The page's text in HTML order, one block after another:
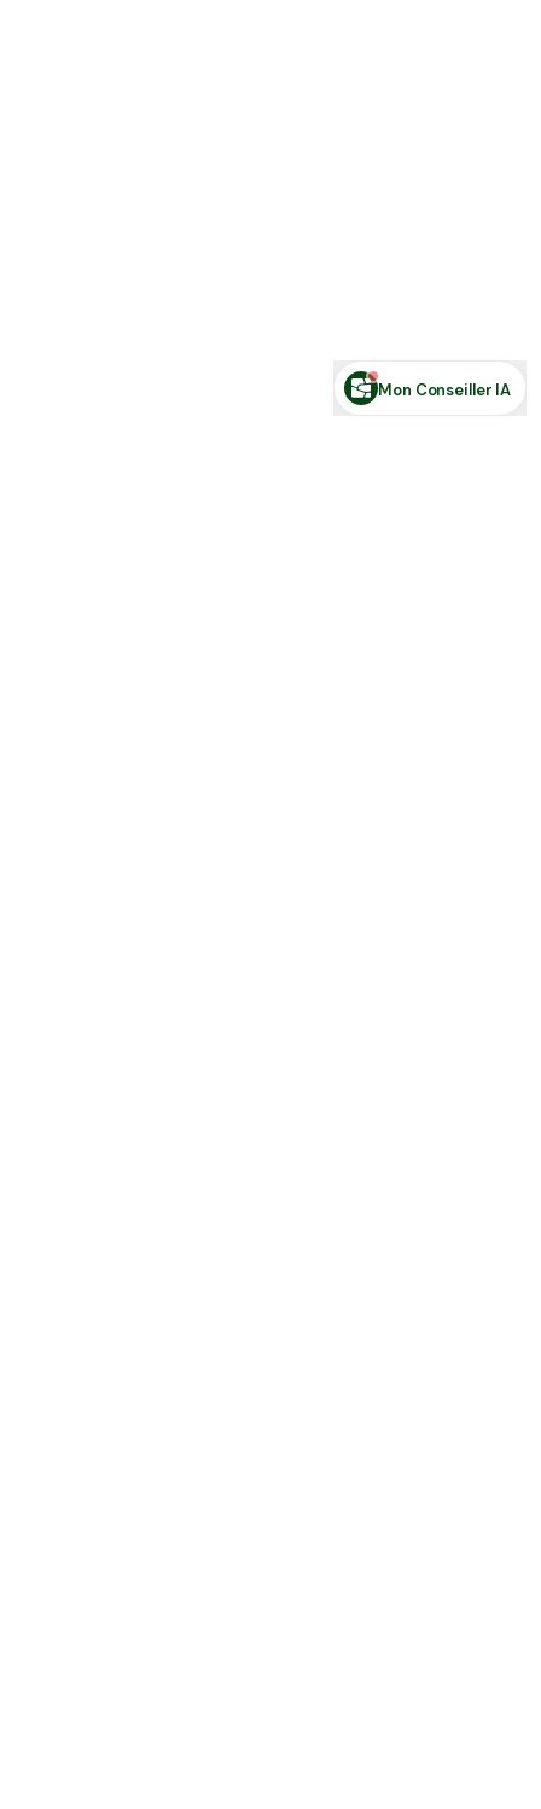
Mon Conseiller IA